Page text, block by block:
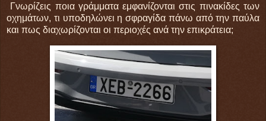
Γνωρίζεις ποια γράμματα εμφανίζονται στις πινακίδες των
οχημάτων, τι υποδηλώνει η σφραγίδα πάνω από την παύλα
και πως διαχωρίζονται οι περιοχές ανά την επικράτεια;